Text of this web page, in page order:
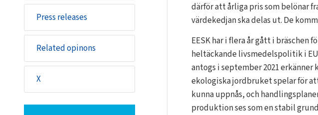
Press releases
Related opinons
X
därför att årliga pris som belönar
värdekedjan ska delas ut. De
EESK har i flera år gått i bräschen
heltäckande livsmedels­politik i
antogs i september 2021
ekologiska jordbruket spelar för
kunna uppnås, och
produktion ses som en stabil